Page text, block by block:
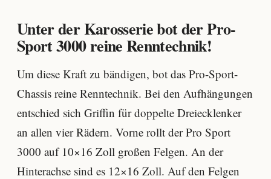
Unter der Karosserie bot der Pro-
Sport 3000 reine Renntechnik!
Um diese Kraft zu bändigen, bot das Pro-Sport-
Chassis reine Renntechnik. Bei den Aufhängungen
entschied sich Griffin für doppelte Dreiecklenker
an allen vier Rädern. Vorne rollt der Pro Sport
3000 auf 10×16 Zoll großen Felgen. An der
Hinterachse sind es 12×16 Zoll. Auf den Felgen